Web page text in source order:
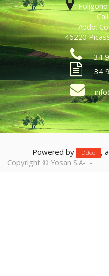
Polígono
Apdo.
46220
34 96
34
Powered by Odoo ,
Copyright © Yosan S.A- -